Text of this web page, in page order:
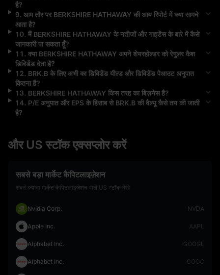
है?
9. आम तौर पर BERKSHIRE HATHAWAY की आय रिपोर्ट में क्या सामने
आता है?
10. मैं BERKSHIRE HATHAWAY के नतीजों और गाइडेंस के बारे में कैसे
जानकारी पा सकता हूँ?
11 . क्या BERKSHIRE HATHAWAY अपने शेयरहोल्डर को रेगुलर कैश
डिविडेंड देता है?
12. BRK.Bके लिए अभी का डिविडेंड यील्ड और डिविडेंड पेआउट अनुपात
कितना है?
13. BERKSHIRE HATHAWAY किस तरह का बिज़नेस है?
14. P/E अनुपात और EPS के हिसाब से BRK.Bकी वैल्यू कैसे तय की जाती
है?
और US स्टॉक एक्सप्लोर करें
सबसे बड़ा मार्केट कैपिटलाइज़ेशन
सबसे ज़्यादा मार्केट कैपिटलाइज़ेशन वाले US स्टॉक देखें
Nvidia Corp. NVDA
Apple Inc. AAPL
Alphabet Inc. GOOGL
Alphabet Inc. GOOG